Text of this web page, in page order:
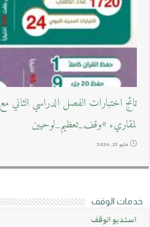
تائج اختبارات الفصل الدراسي الثاني
لمقاريء #وقف_تعظيم_لوحيين
مايو 12, 2026
خدمات الوقف
استديو الوقف